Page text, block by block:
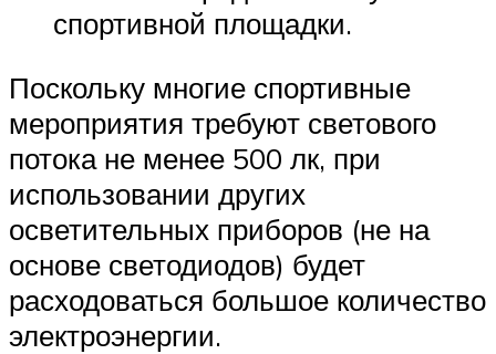
спортивной площадки.
Поскольку многие спортивные
мероприятия требуют светового
потока не менее 500 лк, при
использовании других
осветительных приборов (не на
основе светодиодов) будет
расходоваться большое количество
электроэнергии.